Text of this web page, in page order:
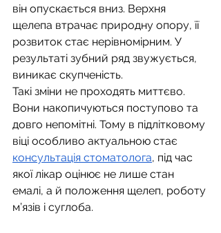
він опускається вниз. Верхня
щелепа втрачає природну опору, її
розвиток стає нерівномірним. У
результаті зубний ряд звужується,
виникає скупченість.
Такі зміни не проходять миттєво.
Вони накопичуються поступово та
довго непомітні. Тому в підлітковому
віці особливо актуальною стає
консультація стоматолога, під час
якої лікар оцінює не лише стан
емалі, а й положення щелеп, роботу
м’язів і суглоба.